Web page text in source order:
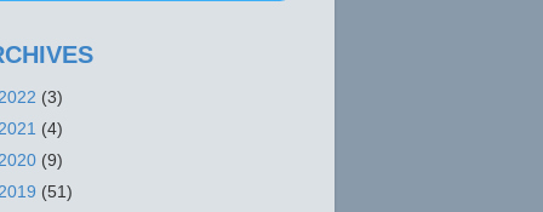
2022 (3)
2021 (4)
(9)
(51)